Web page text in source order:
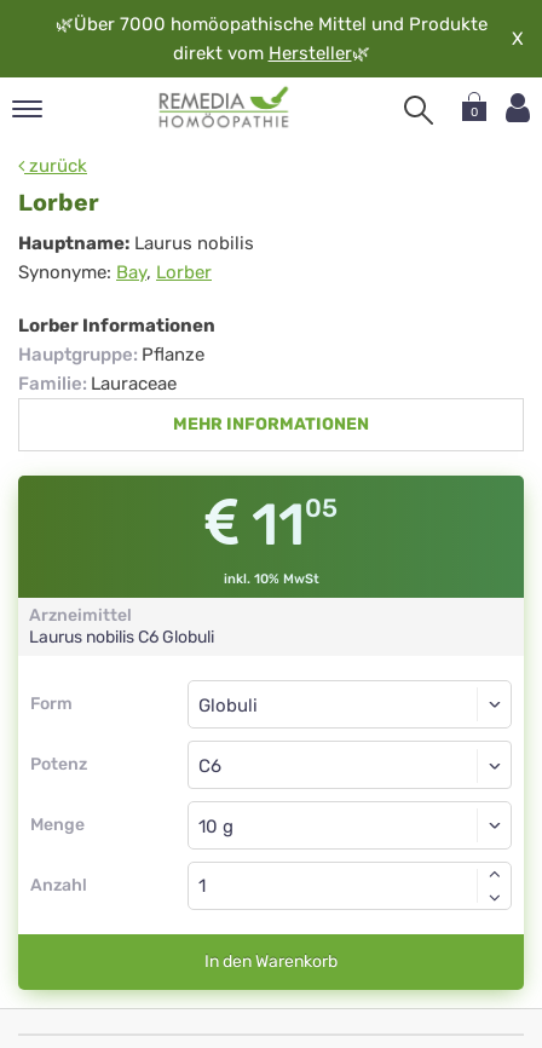
🌿Über 7000 homöopathische Mittel und Produkte
direkt vom Hersteller🌿
X
0
zurück
Lorber
Lorber
Hauptname: Laurus nobilis
Synonyme: Bay, Lorber
Lorber Informationen
Hauptgruppe: Pflanze
Familie: Lauraceae
MEHR INFORMATIONEN
1105
inkl. 10% MwSt
Arzneimittel
Laurus nobilisC6Globuli
Form
Form
Potenz
Globuli
C6
Menge
Globuli
Anzahl
In den Warenkorb